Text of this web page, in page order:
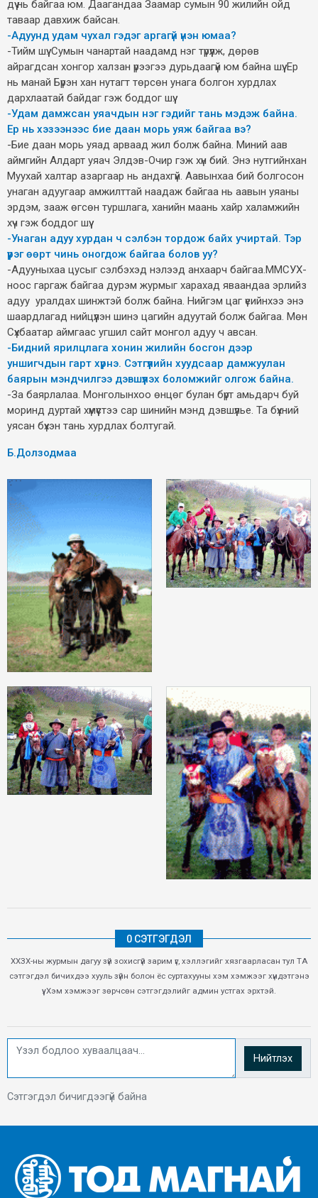
дүү нь байгаа юм. Даагандаа Заамар сумын 90 жилийн ойд
таваар давхиж байсан.
-Адуунд удам чухал гэдэг аргагүй үнэн юмаа?
-Тийм шүү. Сумын чанартай наадамд нэг түрүүлж, дөрөв
айрагдсан хонгор халзан үрээгээ дурьдаагүй юм байна шүү. Ер
нь манай Бүрэн хан нутагт төрсөн унага болгон хурдлах
дархлаатай байдаг гэж боддог шүү.
-Удам дамжсан уяачдын нэг гэдийг тань мэдэж байна.
Ер нь хэзээнээс бие даан морь уяж байгаа вэ?
-Бие даан морь уяад арваад жил болж байна. Миний аав
аймгийн Алдарт уяач Элдэв-Очир гэж хүн бий. Энэ нутгийнхан
Муухай халтар азаргаар нь андахгүй. Аавынхаа бий болгосон
унаган адуугаар амжилттай наадаж байгаа нь аавын уяаны
эрдэм, зааж өгсөн туршлага, ханийн маань хайр халамжийн
хүч гэж боддог шүү.
-Унаган адуу хурдан ч сэлбэн тордож байх учиртай. Тэр
үүрэг өөрт чинь оногдож байгаа болов уу?
-Адууныхаа цусыг сэлбэхэд нэлээд анхаарч байгаа.ММСУХ-
ноос гаргаж байгаа дурэм журмыг харахад яваандаа эрлийз
адуу уралдах шинжтэй болж байна. Нийгэм цаг үеийнхээ энэ
шаардлагад нийцүүлэн шинэ цагийн адуутай болж байгаа. Мөн
Сүхбаатар аймгаас угшил сайт монгол адуу ч авсан.
-Бидний ярилцлага хонин жилийн босгон дээр
уншигчдын гарт хүрнэ. Сэтгүүлийн хуудсаар дамжуулан
баярын мэндчилгээ дэвшүүлэх боломжийг олгож байна.
-За баярлалаа. Монголынхоо өнцөг булан бүрт амьдарч буй
моринд дуртай хүмүүстээ сар шинийн мэнд дэвшүүлье. Та бүхний
уясан бүхэн тань хурдлах болтугай.
Б.Долзодмаа
0 СЭТГЭГДЭЛ
ХХЗХ-ны журмын дагуу зүй зохисгүй зарим үг, хэллэгийг хязгаарласан тул ТА
сэтгэгдэл бичихдээ хууль зүйн болон ёс суртахууны хэм хэмжээг хүндэтгэнэ
үү. Хэм хэмжээг зөрчсөн сэтгэгдэлийг админ устгах эрхтэй.
Нийтлэх
Сэтгэгдэл бичигдээгүй байна